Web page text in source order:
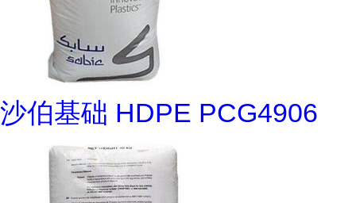
沙伯基础 HDPE PCG4906